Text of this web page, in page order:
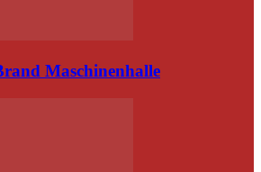
Maschinenhalle